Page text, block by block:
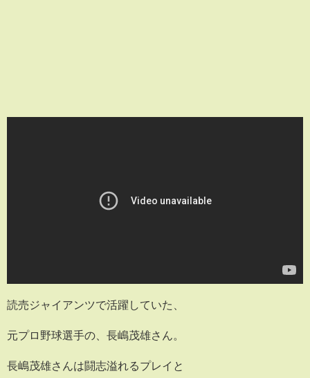
読売ジャイアンツで活躍していた、
元プロ野球選手の、長嶋茂雄さん。
長嶋茂雄さんは闘志溢れるプレイと